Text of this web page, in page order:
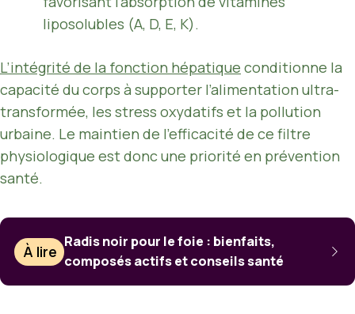
liposolubles (A, D, E, K).
L’intégrité de la fonction hépatique conditionne la
capacité du corps à supporter l’alimentation ultra-
transformée, les stress oxydatifs et la pollution
urbaine. Le maintien de l’efficacité de ce filtre
physiologique est donc une priorité en prévention
santé.
À lire
Radis noir pour le foie : bienfaits,
composés actifs et conseils santé